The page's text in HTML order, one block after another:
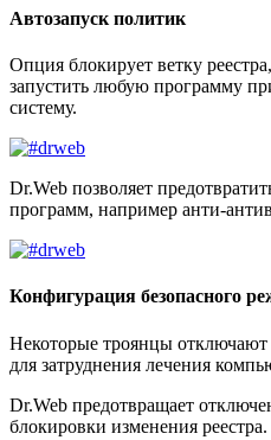
Автозапуск политик
Опция блокирует ветку
запустить любую программу
систему.
Dr.Web позволяет
программ, например анти-
Конфигурация безопасного
Некоторые троянцы
для затруднения лечения
Dr.Web предотвращает
блокировки изменения реестра.